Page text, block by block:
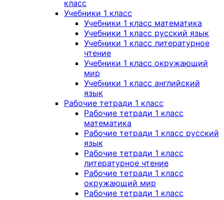
класс
Учебники 1 класс
Учебники 1 класс математика
Учебники 1 класс русский язык
Учебники 1 класс литературное
чтение
Учебники 1 класс окружающий
мир
Учебники 1 класс английский
язык
Рабочие тетради 1 класс
Рабочие тетради 1 класс
математика
Рабочие тетради 1 класс русский
язык
Рабочие тетради 1 класс
литературное чтение
Рабочие тетради 1 класс
окружающий мир
Рабочие тетради 1 класс